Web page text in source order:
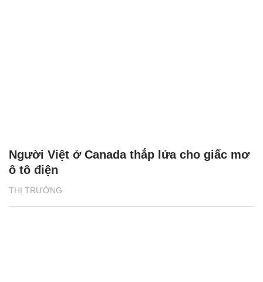
THỊ TRƯỜNG
Người Việt ở Canada thắp lửa cho giấc mơ
ô tô điện